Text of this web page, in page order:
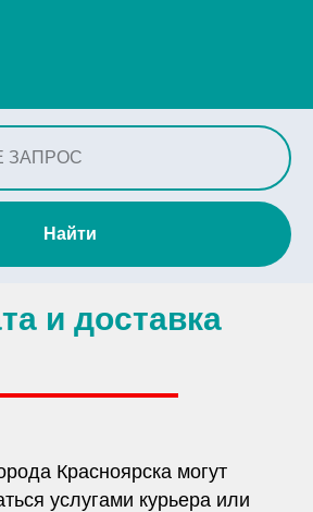
Найти
и доставка
Красноярска могут
услугами курьера или